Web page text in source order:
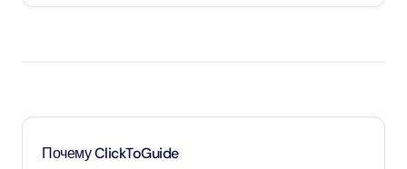
бесплатный.
тариф для взрослых
Почему ClickToGuide